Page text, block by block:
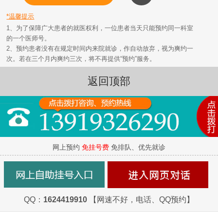
*温馨提示
1、为了保障广大患者的就医权利，一位患者当天只能预约同一科室
的一个医师号。
2、预约患者没有在规定时间内来院就诊，作自动放弃，视为爽约一
次。若在三个月内爽约三次，将不再提供“预约”服务。
返回顶部
网上预约 免挂号费 免排队、优先就诊
QQ： 1624419910 【网速不好，电话、QQ预约】